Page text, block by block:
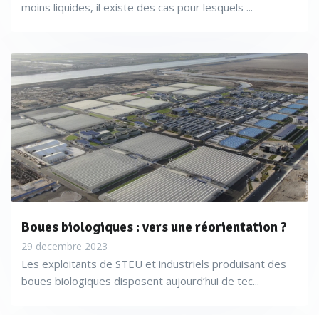
moins liquides, il existe des cas pour lesquels ...
Boues biologiques : vers une réorientation ?
29 decembre 2023
Les exploitants de STEU et industriels produisant des
boues biologiques disposent aujourd’hui de tec...